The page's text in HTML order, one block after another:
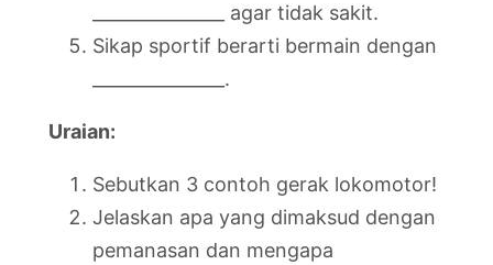
_______________ agar tidak sakit.
Sikap sportif berarti bermain dengan
_______________.
Uraian:
Sebutkan 3 contoh gerak lokomotor!
Jelaskan apa yang dimaksud dengan
pemanasan dan mengapa